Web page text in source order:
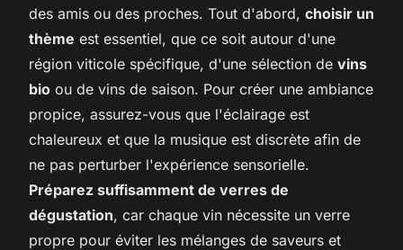
des amis ou des proches. Tout d'abord, choisir un
thème est essentiel, que ce soit autour d'une
région viticole spécifique, d'une sélection de vins
bio ou de vins de saison. Pour créer une ambiance
propice, assurez-vous que l'éclairage est
chaleureux et que la musique est discrète afin de
ne pas perturber l'expérience sensorielle.
Préparez suffisamment de verres de
dégustation, car chaque vin nécessite un verre
propre pour éviter les mélanges de saveurs et